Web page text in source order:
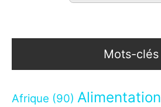
Mots-clés
Afrique (90) Alimentation